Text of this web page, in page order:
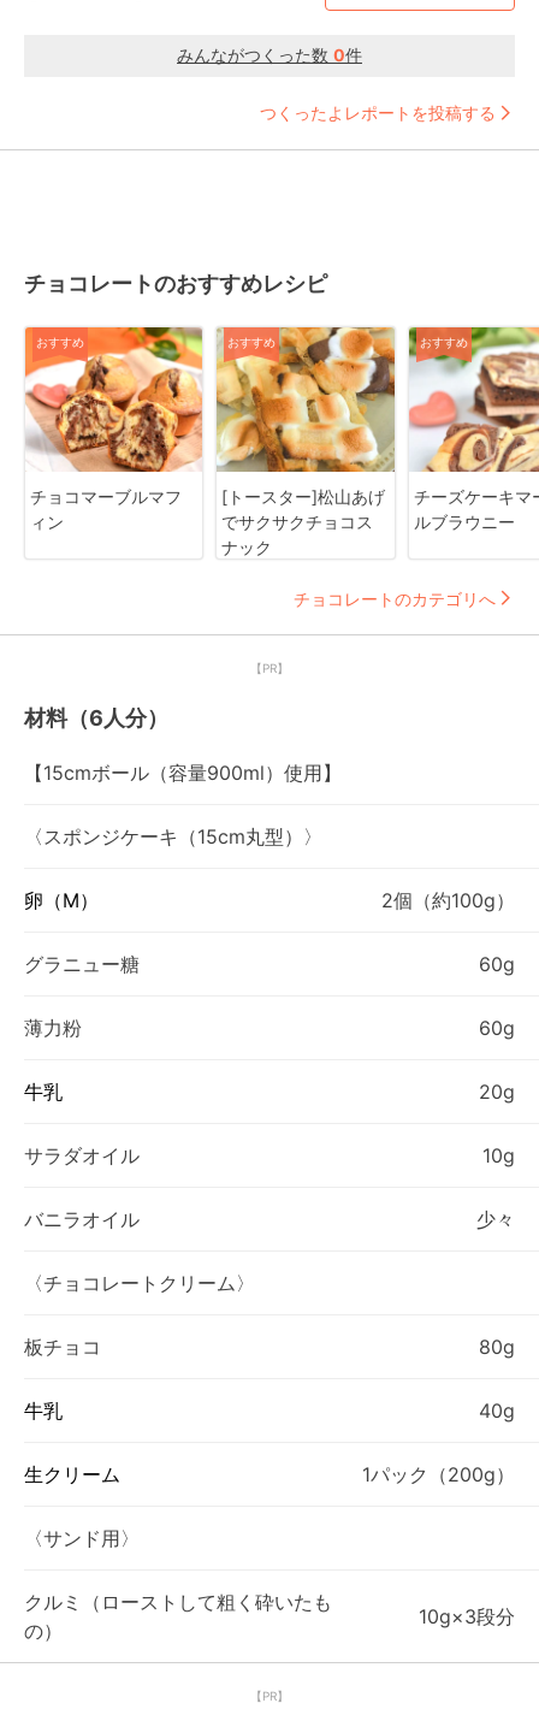
みんながつくった数 0件
つくったよレポートを投稿する
チョコレートのおすすめレシピ
おすすめ
チョコマーブルマフ
ィン
おすすめ
[トースター]松山あげ
でサクサクチョコス
ナック
おすすめ
チーズケーキマ
ルブラウニー
チョコレートのカテゴリへ
【PR】
材料（6人分）
【15cmボール（容量900ml）使用】
〈スポンジケーキ（15cm丸型）〉
卵（M） 2個（約100g）
グラニュー糖 60g
薄力粉 60g
牛乳 20g
サラダオイル 10g
バニラオイル 少々
〈チョコレートクリーム〉
板チョコ 80g
牛乳 40g
生クリーム 1パック（200g）
〈サンド用〉
クルミ（ローストして粗く砕いたも
の）
10g×3段分
【PR】